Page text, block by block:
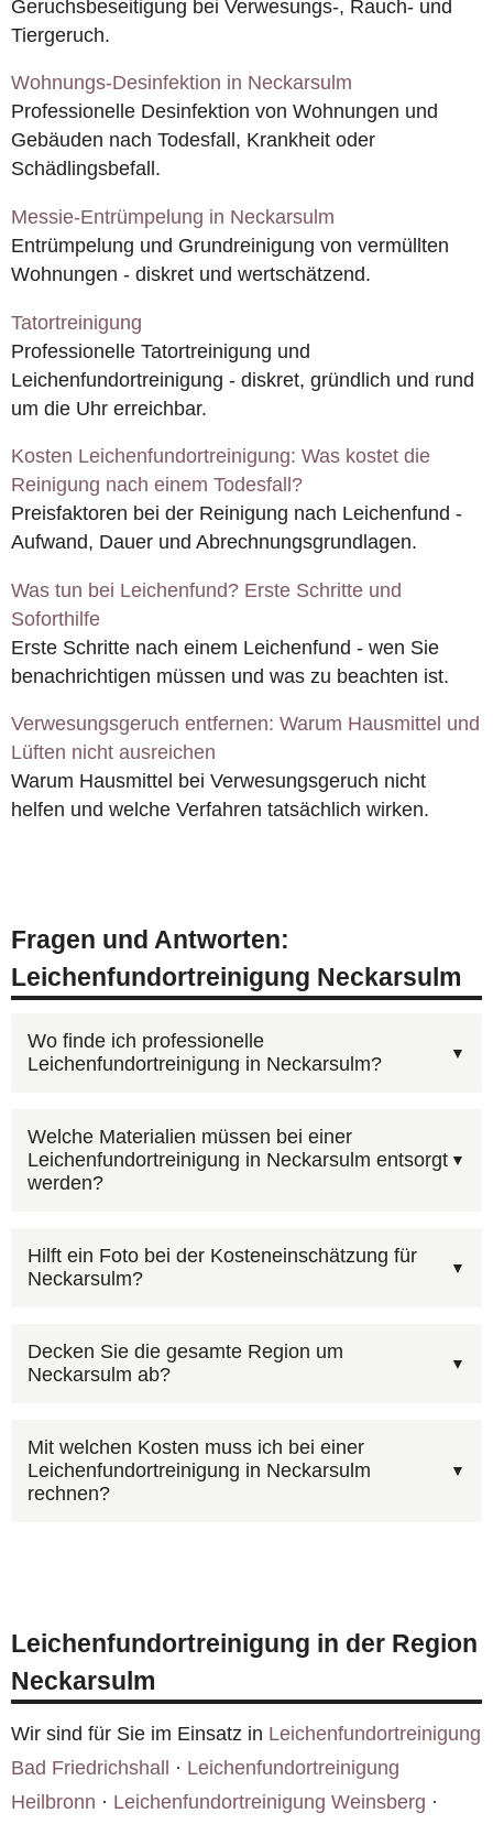
Geruchsbeseitigung bei Verwesungs-, Rauch- und
Tiergeruch.
Wohnungs-Desinfektion in Neckarsulm
Professionelle Desinfektion von Wohnungen und
Gebäuden nach Todesfall, Krankheit oder
Schädlingsbefall.
Messie-Entrümpelung in Neckarsulm
Entrümpelung und Grundreinigung von vermüllten
Wohnungen - diskret und wertschätzend.
Tatortreinigung
Professionelle Tatortreinigung und
Leichenfundortreinigung - diskret, gründlich und rund
um die Uhr erreichbar.
Kosten Leichenfundortreinigung: Was kostet die
Reinigung nach einem Todesfall?
Preisfaktoren bei der Reinigung nach Leichenfund -
Aufwand, Dauer und Abrechnungsgrundlagen.
Was tun bei Leichenfund? Erste Schritte und
Soforthilfe
Erste Schritte nach einem Leichenfund - wen Sie
benachrichtigen müssen und was zu beachten ist.
Verwesungsgeruch entfernen: Warum Hausmittel und
Lüften nicht ausreichen
Warum Hausmittel bei Verwesungsgeruch nicht
helfen und welche Verfahren tatsächlich wirken.
Fragen und Antworten:
Leichenfundortreinigung Neckarsulm
Wo finde ich professionelle
Leichenfundortreinigung in Neckarsulm?
Unter0800 6003005erreichen Sie unsere
Disponenten — kostenlos, 24 Stunden am Tag.
Schildern Sie den Umfang der
erstellen ein unverbindliches Angebot. Alternativ
Welche Materialien müssen bei einer
Leichenfundortreinigung in Neckarsulm entsorgt
werden?
Ja, die Entsorgung kontaminierter Materialien ist
in unserem Kostenvoranschlag für Neckarsulm
Zusatzkosten.
Hilft ein Foto bei der Kosteneinschätzung für
Neckarsulm?
Ja, über unser Kontaktformularkönnen Sie Fotos
hochladen. Bilder der betroffenen Räume helfen
einzuschätzen und Ihnen schneller einen
realistischen Kostenvoranschlag zu erstellen.
Decken Sie die gesamte Region um
Neckarsulm ab?
Rund um Neckarsulm sind wir unter anderem in
Bad Friedrichshall, Heilbronn und Weinsberg
tätig. Unser Netzwerk in Baden-Württemberg
Mit welchen Kosten muss ich bei einer
Leichenfundortreinigung in Neckarsulm
rechnen?
Kosten. Wir unterstützen Sie bei der Abwicklung
und rechnen auf Wunsch direkt mit der
Versicherung ab.
Leichenfundortreinigung in der Region
Neckarsulm
Wir sind für Sie im Einsatz in Leichenfundortreinigung
Bad Friedrichshall
· Leichenfundortreinigung
Heilbronn · Leichenfundortreinigung Weinsberg ·